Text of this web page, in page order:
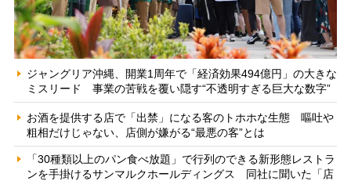
ジャングリア沖縄、開業1周年で「経済効果494億円」の大きな
ミスリード 事業の苦戦を覆い隠す“不透明すぎる巨大な数字”
お酒を提供する店で「出禁」になる客のトホホな生態 嘔吐や
粗相だけじゃない、店側が嫌がる“最悪の客”とは
「30種類以上のパン食べ放題」で行列のできる新形態レストラ
ンを手掛けるサンマルクホールディングス 同社に聞いた「店